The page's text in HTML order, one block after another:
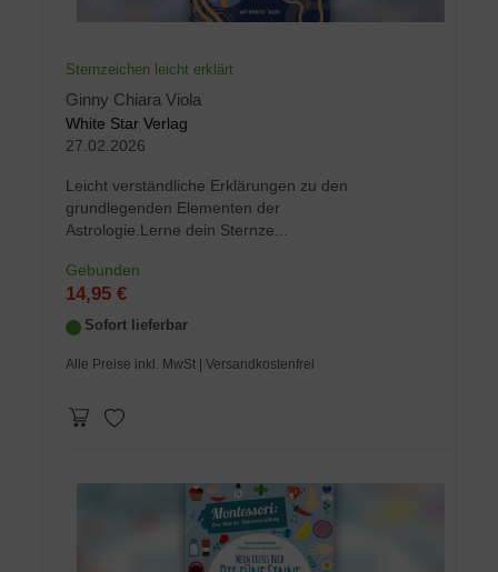
Sternzeichen leicht erklärt
Ginny Chiara Viola
White Star Verlag
27.02.2026
Leicht verständliche Erklärungen zu den
grundlegenden Elementen der
Astrologie.Lerne dein Sternze...
Gebunden
14,95 €
Sofort lieferbar
Alle Preise inkl. MwSt | Versandkostenfrei